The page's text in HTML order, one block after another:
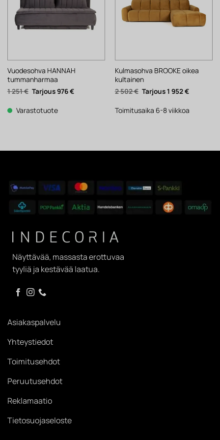
Vuodesohva HANNAH
tummanharmaa
1 251€ Alkuperäinen
hinta
1
251 €.
976€Nykyinen
Varastotuote
Kulmasohva BROOKE oikea
kultainen
2 502€ Alkuperäinen
hinta
2
502 €.
1 952€Nykyinen
1
Toimitusaika 6-8 viikkoa
Näyttävää, massasta erottuvaa
tyyliä ja kestävää laatua.
Asiakaspalvelu
Yhteystiedot
Toimitusehdot
Peruutusehdot
Reklamaatio
Tietosuojaseloste